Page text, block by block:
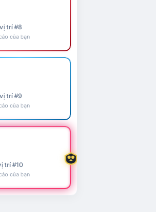
trí #8
của bạn
trí #9
của bạn
trí #10
của bạn